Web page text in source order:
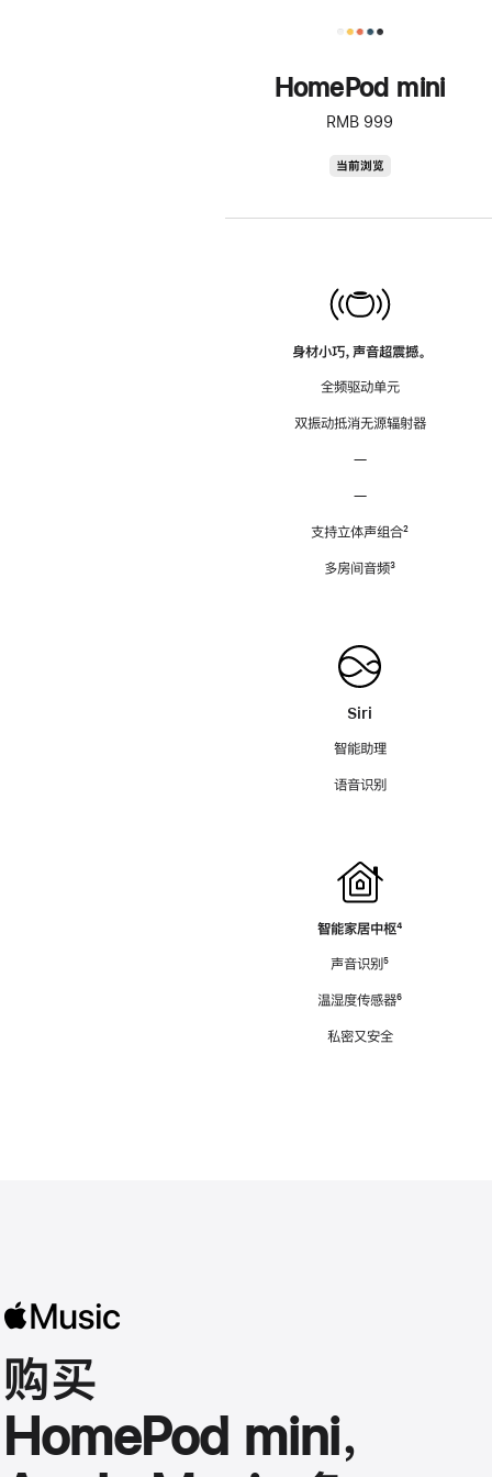
HomePod mini
RMB 999
当前浏览
身材小巧，声音超震撼。
全频驱动单元
双振动抵消无源辐射器
—
—
支持立体声组合脚
²
多房间音频脚
³
Siri
智能助理
语音识别
智能家居中枢脚
⁴
声音识别脚
⁵
温湿度传感器脚
⁶
私密又安全
购买
HomePod mini，